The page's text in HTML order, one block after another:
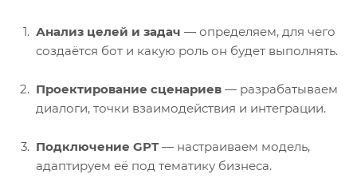
Анализ целей и задач — определяем, для чего
создаётся бот и какую роль он будет выполнять.
Проектирование сценариев — разрабатываем
диалоги, точки взаимодействия и интеграции.
Подключение GPT— настраиваем модель,
адаптируем её под тематику бизнеса.